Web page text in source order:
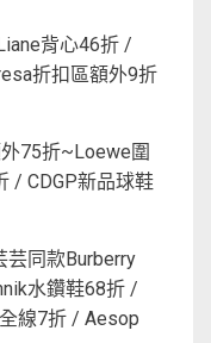
背心46折 /
折扣區額外9折
75折~Loewe圍
/ CDGP新品球鞋
同款Burberry
水鑽鞋68折 /
線7折 / Aesop